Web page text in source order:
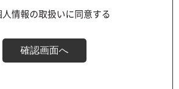
人情報の取扱いに同意する